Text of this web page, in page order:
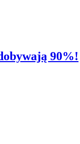
90%!